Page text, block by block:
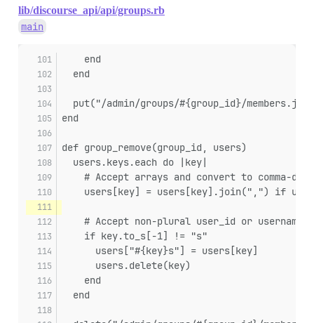
lib/discourse_api/api/groups.rb
main
    end
  end
put("/admin/groups/#{group_id}/
end
def group_remove(group_id, users)
  users.keys.each do |key|
# Accept arrays and convert to comma-
users[key] = users[key].join(",") if
# Accept non-plural user_id or
    if key.to_s[-1] != "s"
      users["#{key}s"] = users[key]
      users.delete(key)
    end
  end